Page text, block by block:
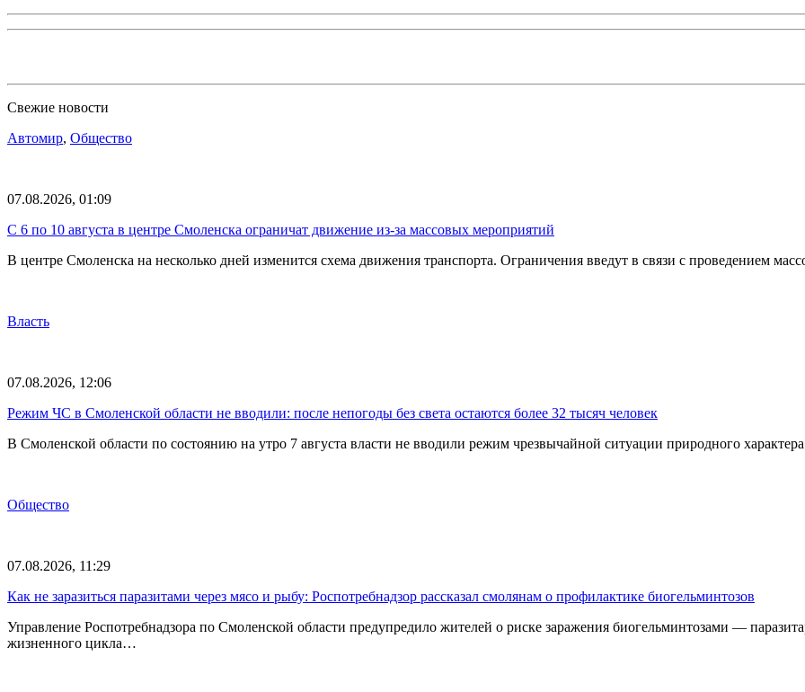
Свежие новости
Автомир, Общество
07.08.2026, 01:09
С 6 по 10 августа в центре Смоленска ограничат движение из-за массовых мероприятий
В центре Смоленска на несколько дней изменится схема движения транспорта. Ограничения введут в связи с проведением
Власть
07.08.2026, 12:06
Режим ЧС в Смоленской области не вводили: после непогоды без света остаются более 32 тысяч человек
В Смоленской области по состоянию на утро 7 августа власти не вводили режим чрезвычайной ситуации природного
Общество
07.08.2026, 11:29
Как не заразиться паразитами через мясо и рыбу: Роспотребнадзор рассказал смолянам о профилактике биогельминтозов
Управление Роспотребнадзора по Смоленской области предупредило жителей о риске заражения биогельминтозами —
жизненного цикла…